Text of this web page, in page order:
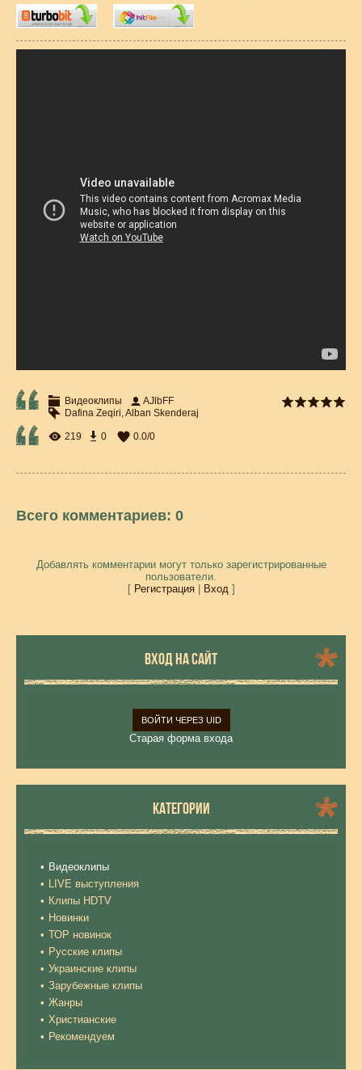
Видеоклипы
AJlbFF
Dafina Zeqiri,Alban Skenderaj
219 0 0.0/0
Всего комментариев: 0
Добавлять комментарии могут только зарегистрированные
пользователи.
[ Регистрация| Вход]
ВХОД НА САЙТ
ВОЙТИ ЧЕРЕЗ UID
Старая форма входа
КАТЕГОРИИ
Видеоклипы
LIVE выступления
Клипы HDTV
Новинки
ТОР новинок
Русские клипы
Украинские клипы
Зарубежные клипы
Жанры
Христианские
Рекомендуем